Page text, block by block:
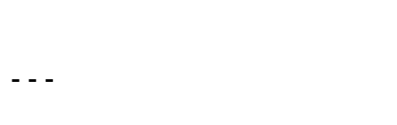
---